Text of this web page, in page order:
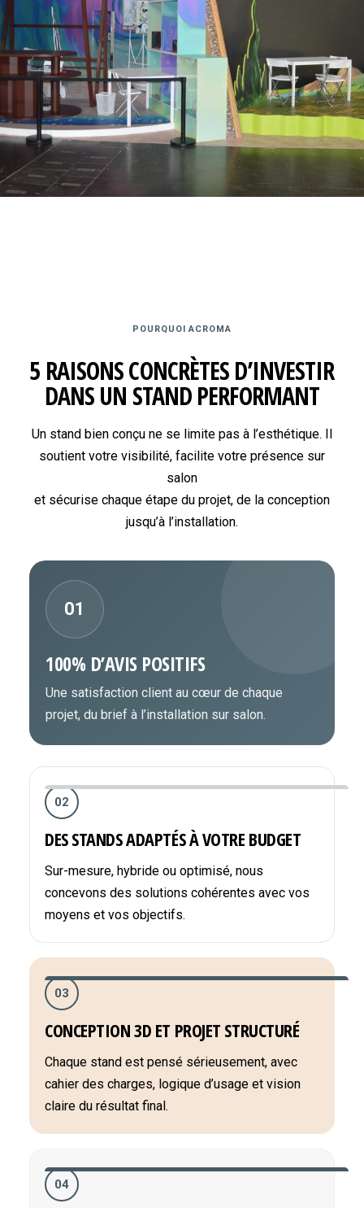
POURQUOI ACROMA
5 RAISONS CONCRÈTES D’INVESTIR
DANS UN STAND PERFORMANT
Un stand bien conçu ne se limite pas à l’esthétique. Il
soutient votre visibilité, facilite votre présence sur
salon
et sécurise chaque étape du projet, de la conception
jusqu’à l’installation.
01
100% D’AVIS POSITIFS
Une satisfaction client au cœur de chaque
projet, du brief à l’installation sur salon.
02
DES STANDS ADAPTÉS À VOTRE BUDGET
Sur-mesure, hybride ou optimisé, nous
concevons des solutions cohérentes avec vos
moyens et vos objectifs.
03
CONCEPTION 3D ET PROJET STRUCTURÉ
Chaque stand est pensé sérieusement, avec
cahier des charges, logique d’usage et vision
claire du résultat final.
04